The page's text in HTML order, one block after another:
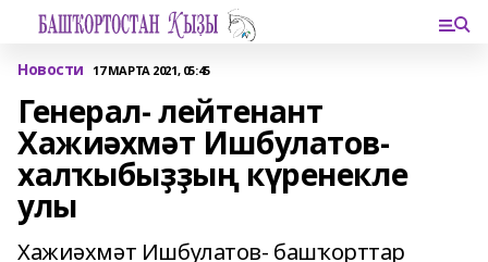
Новости 17 МАРТА 2021, 05:45
Генерал- лейтенант
Хажиәхмәт Ишбулатов-
халҡыбыҙҙың күренекле
улы
Хажиәхмәт Ишбулатов- башҡорттар